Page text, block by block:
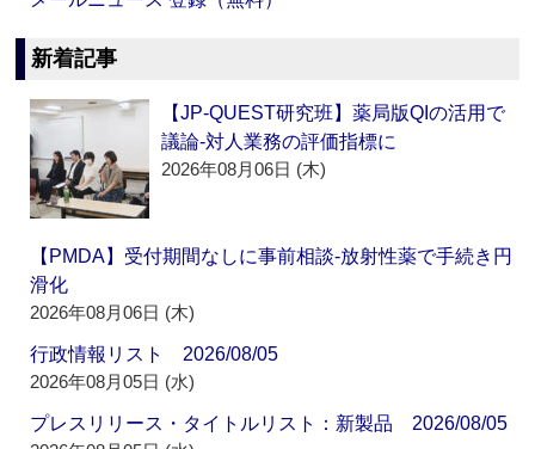
新着記事
【JP-QUEST研究班】薬局版QIの活用で
議論‐対人業務の評価指標に
2026年08月06日 (木)
【PMDA】受付期間なしに事前相談‐放射性薬で手続き円
滑化
2026年08月06日 (木)
行政情報リスト 2026/08/05
2026年08月05日 (水)
プレスリリース・タイトルリスト：新製品 2026/08/05